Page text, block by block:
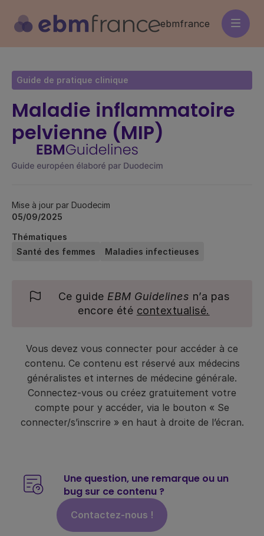
contenu
principal
ebmfrance
Guide de pratique clinique
Maladie inflammatoire
pelvienne (MIP)
Mise à jour par Duodecim
05/09/2025
Thématiques
Santé des femmes
Maladies infectieuses
Ce guide EBM Guidelines n’a pas
encore été contextualisé.
Vous devez vous connecter pour accéder à ce
contenu. Ce contenu est réservé aux médecins
généralistes et internes de médecine générale.
Connectez-vous ou créez gratuitement votre
compte pour y accéder, via le bouton « Se
connecter/s’inscrire » en haut à droite de l’écran.
Une question, une remarque ou un
bug sur ce contenu ?
Contactez-nous !